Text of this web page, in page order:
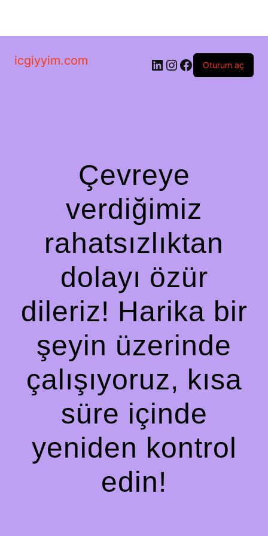
icgiyyim.com LinkedIn
Instagram
Facebook
Oturum aç
Çevreye
verdiğimiz
rahatsızlıktan
dolayı özür
dileriz! Harika bir
şeyin üzerinde
çalışıyoruz, kısa
süre içinde
yeniden kontrol
edin!